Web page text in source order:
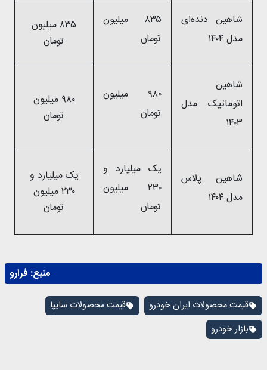
شاهین دنده‌ای
مدل ۱۴۰۴
۸۳۵ میلیون
تومان
۸۳۵ میلیون
تومان
شاهین
اتوماتیک مدل
۱۴۰۳
۹۸۰ میلیون
تومان
۹۸۰ میلیون
تومان
شاهین پلاس
مدل ۱۴۰۴
یک میلیارد و
۲۳۰ میلیون
تومان
یک میلیارد و
۲۳۰ میلیون
تومان
منبع: فرارو
قیمت محصولات ایران خودرو
قیمت محصولات سایپا
بازار خودرو